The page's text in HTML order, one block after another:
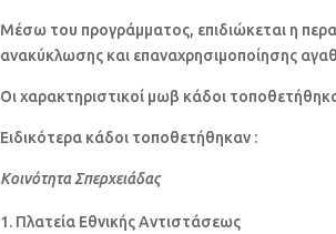
Μέσω του προγράμματος, επιδιώκεται η
ανακύκλωσης και επαναχρησιμοποίησης
Οι χαρακτηριστικοί μωβ κάδοι
Ειδικότερα κάδοι τοποθετήθηκαν :
Κοινότητα Σπερχειάδας
Πλατεία Εθνικής Αντιστάσεως